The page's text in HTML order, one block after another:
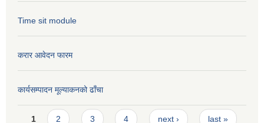
Time sit module
करार आवेदन फारम
कार्यसम्पादन मूल्या‌कनको ढाँचा
Pages
1 2 3 4 next › last »